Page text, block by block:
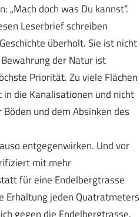
„Mach doch was Du kannst“.
Leserbrief schreiben
überholt. Sie ist nicht
der Natur ist
Priorität. Zu viele Flächen
die Kanalisationen und nicht
und dem Absinken des
entgegenwirken. Und vor
mit mehr
für eine Endelbergtrasse
Erhaltung jeden Quatratmeters